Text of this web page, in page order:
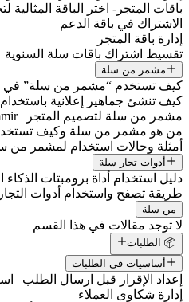
باقات المتجر- اختر الباقة المثالية
الاشتراك في باقة الدعم
إدارة باقة المتجر
تقسيط اشتراك باقات سلة السنوية
مشمر من سلة
كيف تستخدم “مشمر من سلة” في
كيف تنشئ جماهير إعلانية
مشمر من سلة لتصميم المتجر | Mushammir
من هو مشمر من سلة وكيف
أمثلة وحالات استخدام لمشمر من
أدوات تجار سلة
دليل استخدام أداة برومبتات
طريقة تصفح واستخدام أدوات
من سلة
لا توجد مقالات في هذا القسم
📦 الطلبات
أساسيات في الطلبات
إعداد الإقرار قبل ارسال الطلب |
إدارة شكاوى العملاء